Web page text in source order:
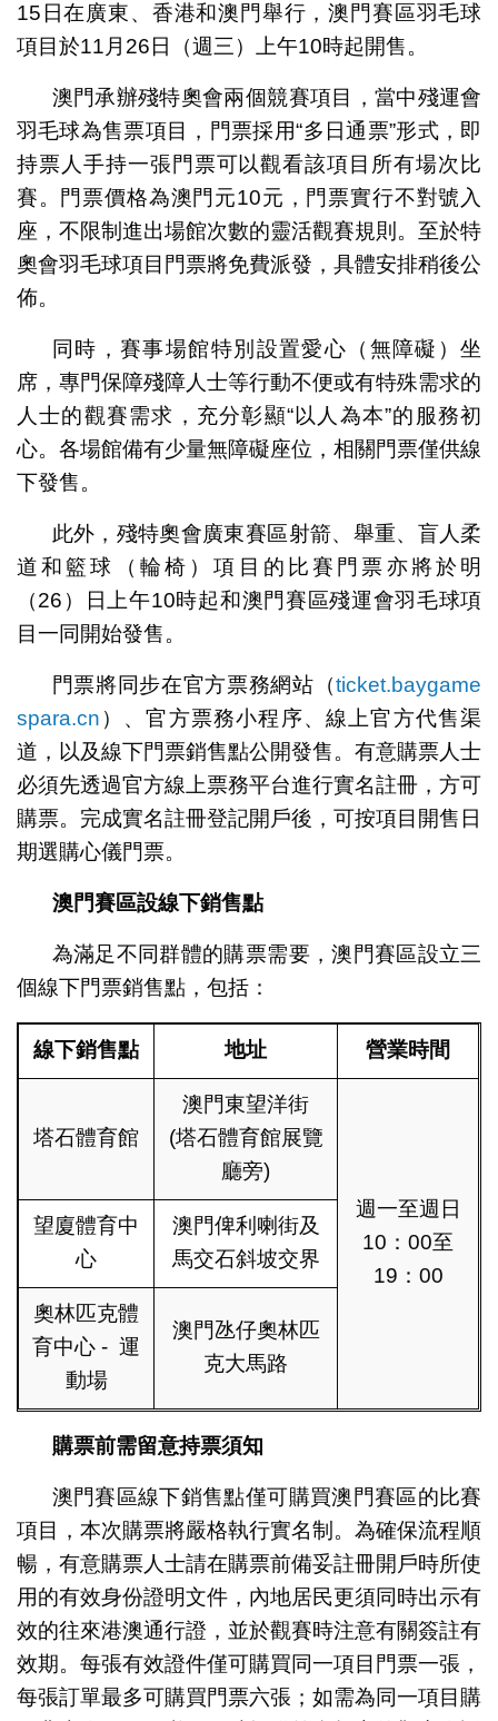
圖文包1
15日在廣東、香港和澳門舉行，澳門賽區羽毛球
項目於11月26日（週三）上午10時起開售。
澳門承辦殘特奧會兩個競賽項目，當中殘運會
羽毛球為售票項目，門票採用“多日通票”形式，即
持票人手持一張門票可以觀看該項目所有場次比
賽。門票價格為澳門元10元，門票實行不對號入
座，不限制進出場館次數的靈活觀賽規則。至於特
奧會羽毛球項目門票將免費派發，具體安排稍後公
佈。
同時，賽事場館特別設置愛心（無障礙）坐
席，專門保障殘障人士等行動不便或有特殊需求的
人士的觀賽需求，充分彰顯“以人為本”的服務初
心。各場館備有少量無障礙座位，相關門票僅供線
下發售。
此外，殘特奧會廣東賽區射箭、舉重、盲人柔
道和籃球（輪椅）項目的比賽門票亦將於明
（26）日上午10時起和澳門賽區殘運會羽毛球項
目一同開始發售。
門票將同步在官方票務網站（ticket.baygame
spara.cn ）、官方票務小程序、線上官方代售渠
道，以及線下門票銷售點公開發售。有意購票人士
必須先透過官方線上票務平台進行實名註冊，方可
購票。完成實名註冊登記開戶後，可按項目開售日
期選購心儀門票。
澳門賽區設線下銷售點
為滿足不同群體的購票需要，澳門賽區設立三
個線下門票銷售點，包括：
線下銷售點 地址 營業時間
塔石體育館
澳門東望洋街
(塔石體育館展覽
廳旁)
週一至週日
10：00至
19：00
望廈體育中
心
澳門俾利喇街及
馬交石斜坡交界
奧林匹克體
育中心 - 運
動場
澳門氹仔奧林匹
克大馬路
購票前需留意持票須知
澳門賽區線下銷售點僅可購買澳門賽區的比賽
項目，本次購票將嚴格執行實名制。為確保流程順
暢，有意購票人士請在購票前備妥註冊開戶時所使
用的有效身份證明文件，內地居民更須同時出示有
效的往來港澳通行證，並於觀賽時注意有關簽註有
效期。每張有效證件僅可購買同一項目門票一張，
每張訂單最多可購買門票六張；如需為同一項目購